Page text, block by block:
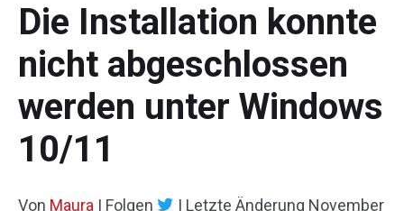
Die Installation konnte
nicht abgeschlossen
werden unter Windows
10/11
Von Maura | Folgen | Letzte Änderung November